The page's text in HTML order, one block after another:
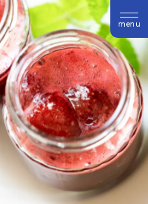
menu